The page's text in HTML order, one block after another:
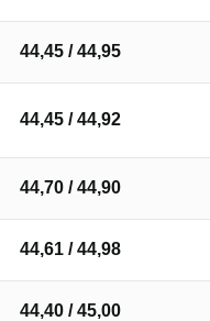
44,45 / 44,95
44,45 / 44,92
44,70 / 44,90
44,61 / 44,98
44,40 / 45,00